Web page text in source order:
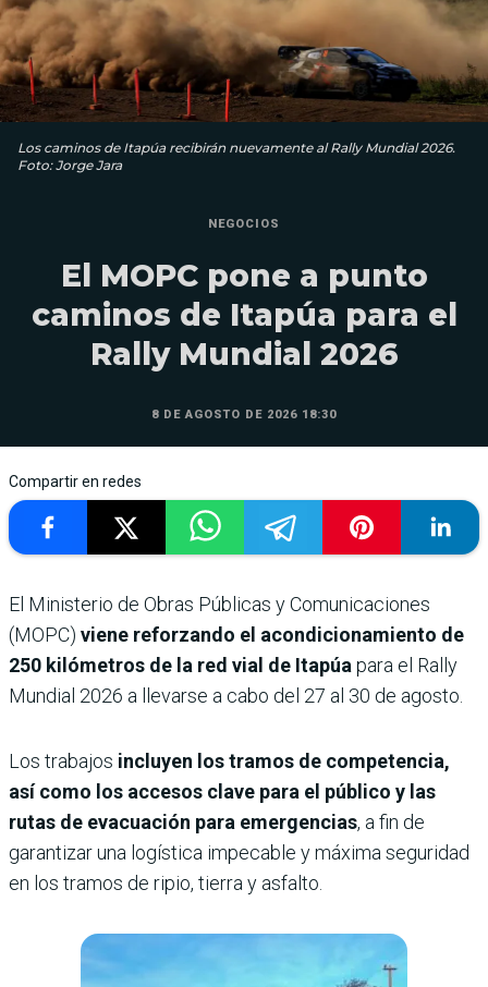
Los caminos de Itapúa recibirán nuevamente al Rally Mundial 2026.
Foto: Jorge Jara
NEGOCIOS
El MOPC pone a punto
caminos de Itapúa para el
Rally Mundial 2026
8 DE AGOSTO DE 2026 18:30
Compartir en redes
El Ministerio de Obras Públicas y Comunicaciones
(MOPC) viene reforzando el acondicionamiento de
250 kilómetros de la red vial de Itapúa para el Rally
Mundial 2026 a llevarse a cabo del 27 al 30 de agosto.
Los trabajos incluyen los tramos de competencia,
así como los accesos clave para el público y las
rutas de evacuación para emergencias, a fin de
garantizar una logística impecable y máxima seguridad
en los tramos de ripio, tierra y asfalto.